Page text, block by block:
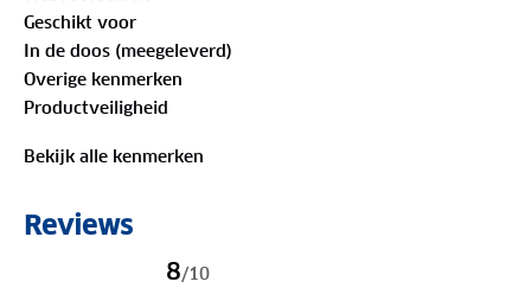
kiest voor een rustig moment thuis of een actieve
dag in de buitenlucht, dit dames vest is een ideale
toevoeging aan de garderobe.
Geschikt voor
In de doos (meegeleverd)
Overige kenmerken
Productveiligheid
Bekijk alle kenmerken
Reviews
8/10